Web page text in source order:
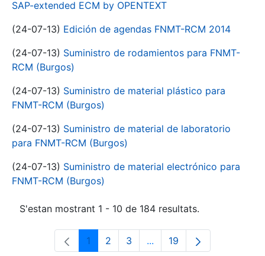
SAP-extended ECM by OPENTEXT
(24-07-13) Edición de agendas FNMT-RCM 2014
(24-07-13) Suministro de rodamientos para FNMT-
RCM (Burgos)
(24-07-13) Suministro de material plástico para
FNMT-RCM (Burgos)
(24-07-13) Suministro de material de laboratorio
para FNMT-RCM (Burgos)
(24-07-13) Suministro de material electrónico para
FNMT-RCM (Burgos)
S'estan mostrant 1 - 10 de 184 resultats.
Pàgina
1 Pàgina
2 Pàgina
3 ...Pàgines intermèdies
Pàgina
19